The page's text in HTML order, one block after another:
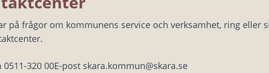
på frågor om kommunens service och verksamhet, ring eller
0511-320 00E-post skara.kommun@skara.se